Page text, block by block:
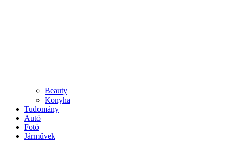
Beauty
Konyha
Tudomány
Autó
Fotó
Járművek